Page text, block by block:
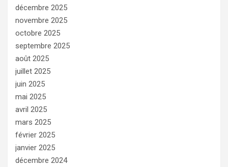
décembre 2025
novembre 2025
octobre 2025
septembre 2025
août 2025
juillet 2025
juin 2025
mai 2025
avril 2025
mars 2025
février 2025
janvier 2025
décembre 2024